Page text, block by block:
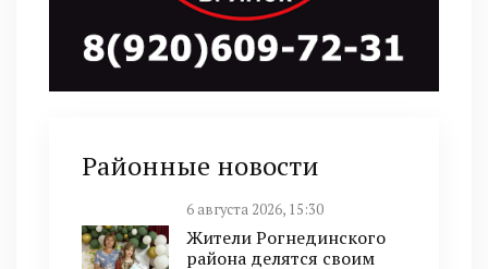
Районные новости
6 августа 2026, 15:30
Жители Рогнединского
района делятся своим